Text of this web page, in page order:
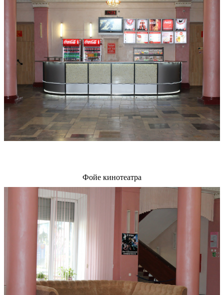
Фойе кинотеатра